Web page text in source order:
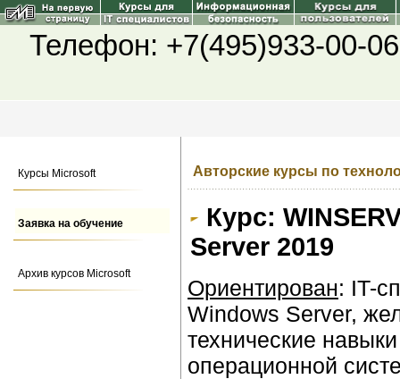
Телефон: +7(495)933-00-
Курсы Microsoft
Заявка на обучение
Архив курсов Microsoft
Авторские курсы по
Курс:
Server 2019
Ориентирован: IT-
Windows Server,
технические
операционной